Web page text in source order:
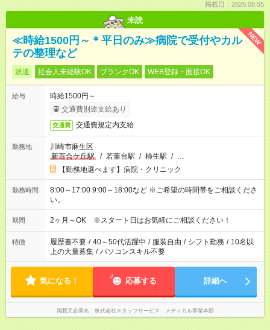
掲載日：2026.08.05
未読
NEW
≪時給1500円～＊平日のみ≫病院で受付やカル
テの整理など
派遣 社会人未経験OK ブランクOK WEB登録・面接OK
給与
時給1500円～
交通費別途支給あり
交通費 交通費規定内支給
勤務地
川崎市麻生区
新百合ケ丘駅
/ 若葉台駅 / 柿生駅 / …
【勤務地選べます】病院・クリニック
勤務時間
8:00～17:00 9:00～18:00など ※ご希望の時間帯をご相談くださ
い。
期間 2ヶ月～OK ※スタート日はお気軽にご相談ください！
特徴 履歴書不要 / 40～50代活躍中 / 服装自由 / シフト勤務 / 10名以
上の大量募集 / パソコンスキル不要
気になる！ 応募する 詳細へ
掲載元企業名 株式会社スタッフサービス メディカル事業本部